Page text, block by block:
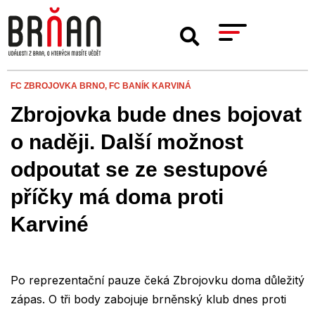
FC ZBROJOVKA BRNO, FC BANÍK KARVINÁ
Zbrojovka bude dnes bojovat
o naději. Další možnost
odpoutat se ze sestupové
příčky má doma proti
Karviné
Po reprezentační pauze čeká Zbrojovku doma důležitý
zápas. O tři body zabojuje brněnský klub dnes proti